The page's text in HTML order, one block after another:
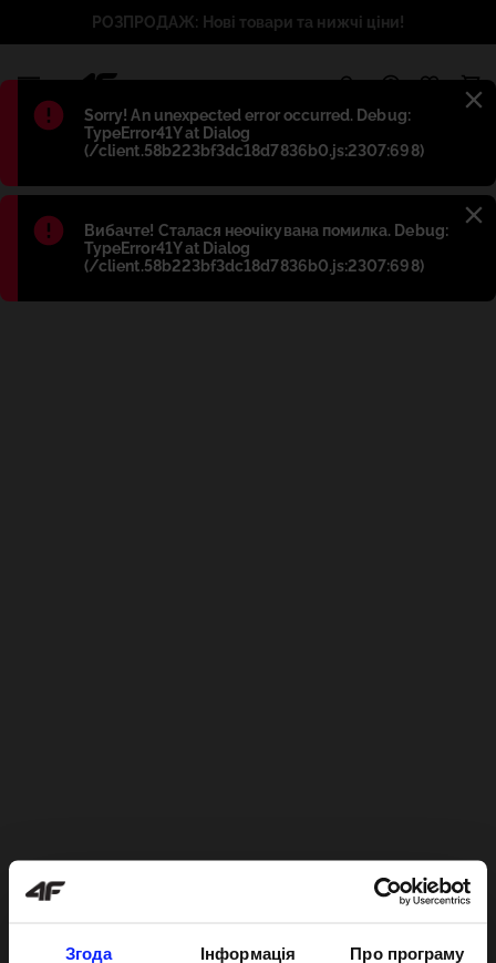
Згода Інформація Про програму
Błąd:
Sorry! An unexpected error occurred. Debug:
TypeError41Y at Dialog
(/client.58b223bf3dc18d7836b0.js:2307:698)
Błąd:
Вибачте! Сталася неочікувана помилка. Debug:
TypeError41Y at Dialog
(/client.58b223bf3dc18d7836b0.js:2307:698)
РОЗПРОДАЖ: Нові товари та нижчі ціни!